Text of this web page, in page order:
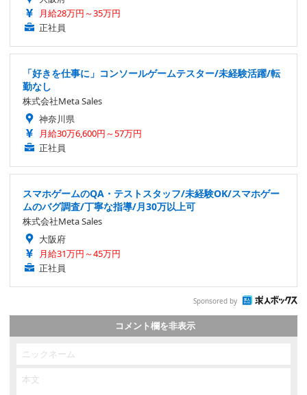
月給28万円～35万円
正社員
「好きを仕事に」コンソールゲームテスター/未経験活躍/転
勤なし
株式会社Meta Sales
神奈川県
月給30万6,600円～57万円
正社員
スマホゲームのQA・テストスタッフ/未経験OK/スマホゲー
ムのバグ調査/丁寧な指導/月30万以上可
株式会社Meta Sales
大阪府
月給31万円～45万円
正社員
Sponsored by
コメント欄を非表示